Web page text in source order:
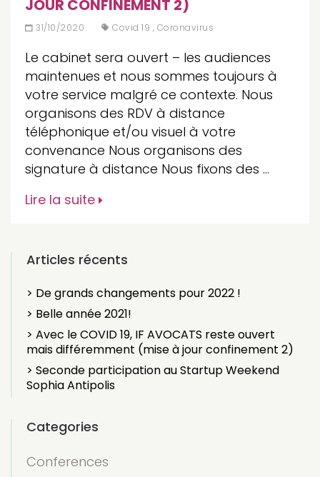
JOUR CONFINEMENT 2)
31/10/2020 Covid 19 , Coronavirus
Le cabinet sera ouvert – les audiences
maintenues et nous sommes toujours à
votre service malgré ce contexte. Nous
organisons des RDV à distance
téléphonique et/ou visuel à votre
convenance Nous organisons des
signature à distance Nous fixons des …
Lire la suite
Articles récents
> De grands changements pour 2022 !
> Belle année 2021!
> Avec le COVID 19, IF AVOCATS reste ouvert
mais différemment (mise à jour confinement 2)
> Seconde participation au Startup Weekend
Sophia Antipolis
Categories
Conferences